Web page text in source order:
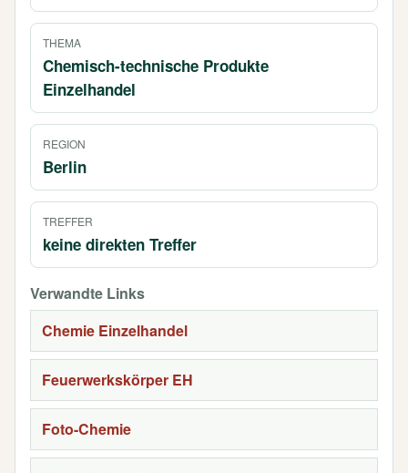
THEMA
Chemisch-technische Produkte
Einzelhandel
REGION
Berlin
TREFFER
keine direkten Treffer
Verwandte Links
Chemie Einzelhandel
Feuerwerkskörper EH
Foto-Chemie